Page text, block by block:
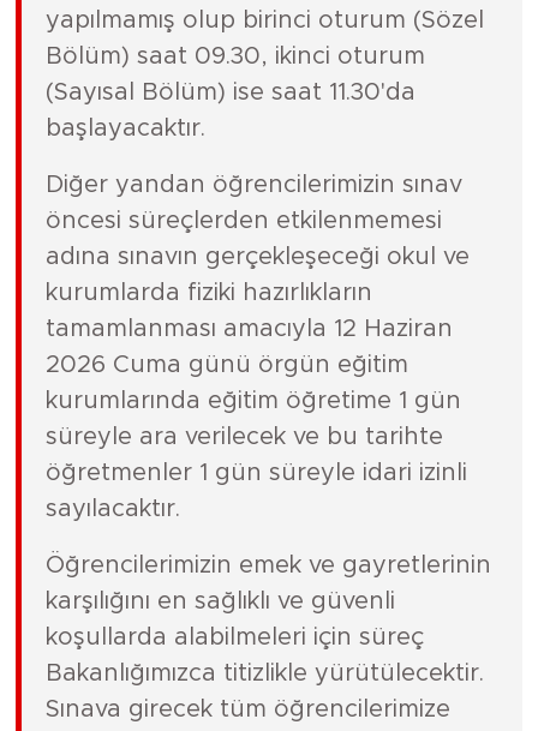
yapılmamış olup birinci oturum (Sözel
Bölüm) saat 09.30, ikinci oturum
(Sayısal Bölüm) ise saat 11.30'da
başlayacaktır.
Diğer yandan öğrencilerimizin sınav
öncesi süreçlerden etkilenmemesi
adına sınavın gerçekleşeceği okul ve
kurumlarda fiziki hazırlıkların
tamamlanması amacıyla 12 Haziran
2026 Cuma günü örgün eğitim
kurumlarında eğitim öğretime 1 gün
süreyle ara verilecek ve bu tarihte
öğretmenler 1 gün süreyle idari izinli
sayılacaktır.
Öğrencilerimizin emek ve gayretlerinin
karşılığını en sağlıklı ve güvenli
koşullarda alabilmeleri için süreç
Bakanlığımızca titizlikle yürütülecektir.
Sınava girecek tüm öğrencilerimize